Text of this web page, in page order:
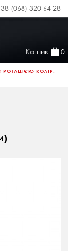
(068) 320 64 28
Кошик 0
РОТАЦІЄЮ КОЛІР: